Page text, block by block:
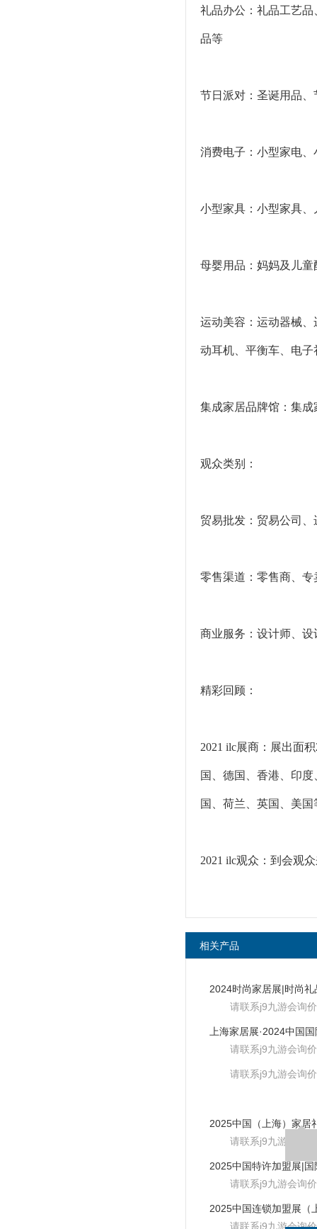
礼品办公：礼品工艺
品等
节日派对：圣诞用品
消费电子：小型家电
小型家具：小型家具
母婴用品：妈妈及儿
运动美容：运动器械
动耳机、平衡车、电子
集成家居品牌馆：集
观众类别：
贸易批发：贸易公司
零售渠道：零售商、
商业服务：设计师、
精彩回顾：
2021 ilc展商：展出面
国、德国、香港、印
国、荷兰、英国、美
2021 ilc观众：到会观
相关产品
请联系j9九游会询价
请联系j9九游会询价
请联系j9九游会询价
请联系j9九游会询价
请联系j9九游会询价
请联系j9九游会询价